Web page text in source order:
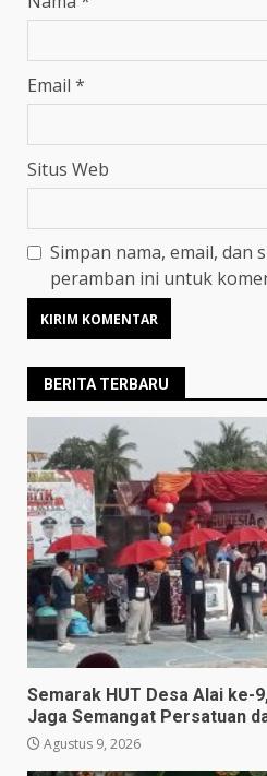
Email *
Situs Web
Simpan nama, email, dan
peramban ini untuk
BERITA TERBARU
Semarak HUT Desa Alai ke-
Jaga Semangat Persatuan
Agustus 9, 2026